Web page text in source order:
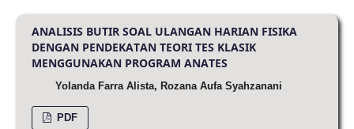
ANALISIS BUTIR SOAL ULANGAN HARIAN FISIKA
DENGAN PENDEKATAN TEORI TES KLASIK
MENGGUNAKAN PROGRAM ANATES
Yolanda Farra Alista, Rozana Aufa Syahzanani
PDF